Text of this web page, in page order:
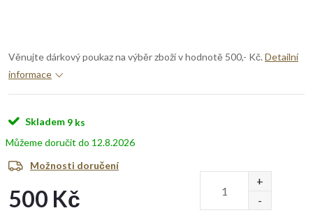
Věnujte dárkový poukaz na výběr zboží v hodnotě 500,- Kč. Detailní
informace
Skladem 9 ks
12.8.2026
Možnosti doručení
500 Kč